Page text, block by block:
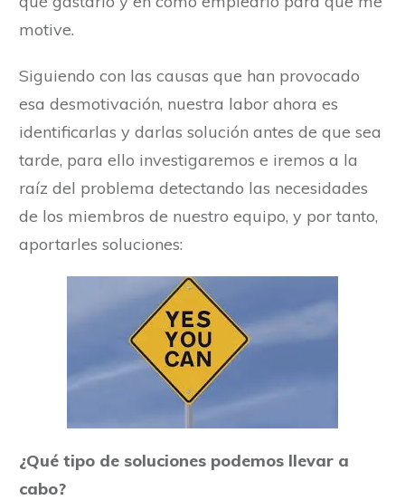
motive.
Siguiendo con las causas que han provocado
esa desmotivación, nuestra labor ahora es
identificarlas y darlas solución antes de que sea
tarde, para ello investigaremos e iremos a la
raíz del problema detectando las necesidades
de los miembros de nuestro equipo, y por tanto,
aportarles soluciones:
¿Qué tipo de soluciones podemos llevar a
cabo?